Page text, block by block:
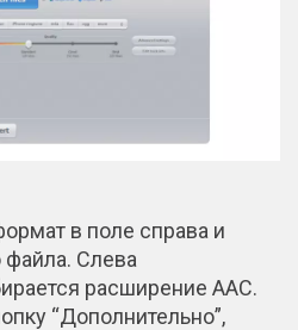
в поле справа и
файла. Слева
расширение ААС.
“Дополнительно”,